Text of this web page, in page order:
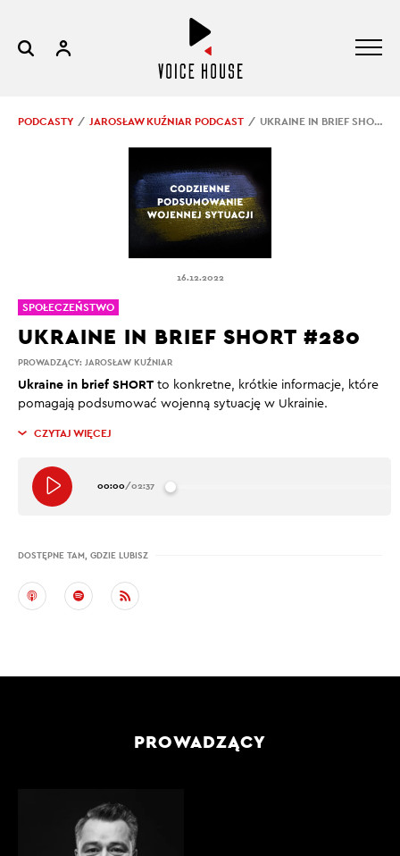
PODCASTY JAROSŁAW KUŹNIAR PODCAST UKRAINE IN BRIEF SHORT #280
16.12.2022
PROWADZĄCY: JAROSŁAW KUŹNIAR
UKRAINE IN BRIEF SHORT #280
Ukraine in brief SHORT to konkretne, krótkie informacje, które
pomagają podsumować wojenną sytuację w Ukrainie.
CZYTAJ WIĘCEJ
00:00/02:37
DOSTĘPNE TAM, GDZIE LUBISZ
SPOŁECZEŃSTWO
PROWADZĄCY